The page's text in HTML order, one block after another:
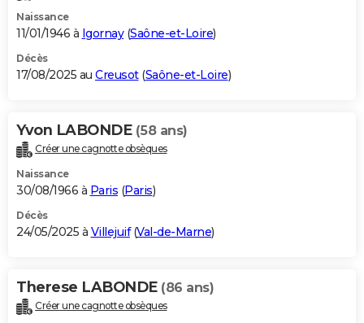
Naissance
11/01/1946 à Igornay(Saône-et-Loire)
Décès
17/08/2025 au Creusot(Saône-et-Loire)
Yvon LABONDE (58 ans)
Créer une cagnotte obsèques
Naissance
30/08/1966 à Paris (Paris)
Décès
24/05/2025 à Villejuif(Val-de-Marne)
Therese LABONDE (86 ans)
Créer une cagnotte obsèques